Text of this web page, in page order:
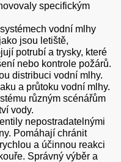
specifickým
vodní mlhy
jsou letiště,
potrubí a trysky, které
nebo kontrole požárů.
distribuci vodní mlhy.
a průtoku vodní mlhy.
různým scénářům
vody.
nepostradatelnými
Pomáhají chránit
a účinnou reakci
Správný výběr a